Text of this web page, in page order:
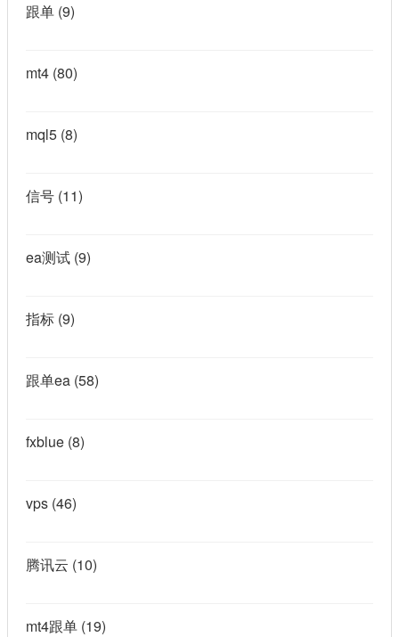
跟单 (9)
mt4 (80)
mql5 (8)
信号 (11)
ea测试 (9)
指标 (9)
跟单ea (58)
fxblue (8)
vps (46)
腾讯云 (10)
mt4跟单 (19)